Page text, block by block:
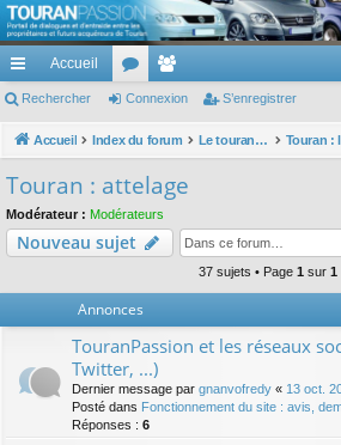
TouranPassion
Le forum des propriétaires ou futurs acquéreurs du
cc
ès
pi
de
Accueil
or
u
e
m
Rechercher Connexion S’enregistrer
Accueil Index du forum Le touran dans ses versions I (V1 V2 V3) et II ...
Touran : attelage
Modérateur : Modérateurs
Nouveau sujet
37 sujets • Page 1 sur 1
Annonces
TouranPassion et les réseaux
Twitter, ...)
Dernier message par gnanvofredy « 13 oct.
Posté dans Fonctionnement du site : avis,
Réponses : 6